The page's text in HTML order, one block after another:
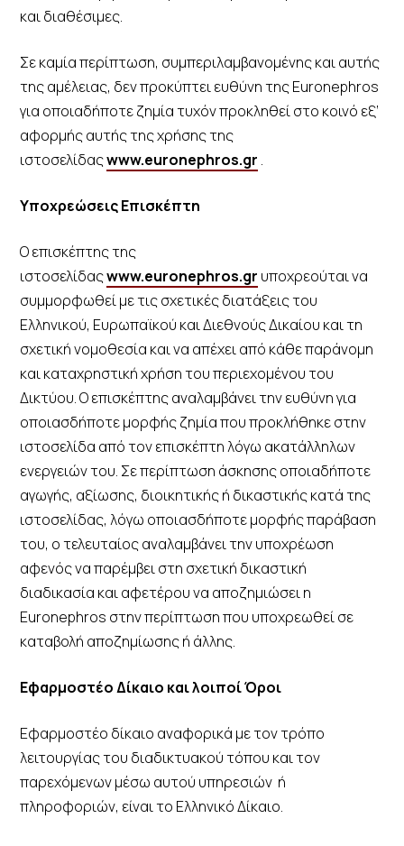
και διαθέσιμες.
Σε καμία περίπτωση, συμπεριλαμβανομένης και αυτής
της αμέλειας, δεν προκύπτει ευθύνη της Euronephros
για οποιαδήποτε ζημία τυχόν προκληθεί στο κοινό εξ’
αφορμής αυτής της χρήσης της
ιστοσελίδαςwww.euronephros.gr .
Υποχρεώσεις Επισκέπτη
Ο επισκέπτης της
ιστοσελίδαςwww.euronephros.gr υποχρεούται να
συμμορφωθεί με τις σχετικές διατάξεις του
Ελληνικού, Ευρωπαϊκού και Διεθνούς Δικαίου και τη
σχετική νομοθεσία και να απέχει από κάθε παράνομη
και καταχρηστική χρήση του περιεχομένου του
Δικτύου. Ο επισκέπτης αναλαμβάνει την ευθύνη για
οποιασδήποτε μορφής ζημία που προκλήθηκε στην
ιστοσελίδα από τον επισκέπτη λόγω ακατάλληλων
ενεργειών του. Σε περίπτωση άσκησης οποιαδήποτε
αγωγής, αξίωσης, διοικητικής ή δικαστικής κατά της
ιστοσελίδας, λόγω οποιασδήποτε μορφής παράβαση
του, ο τελευταίος αναλαμβάνει την υποχρέωση
αφενός να παρέμβει στη σχετική δικαστική
διαδικασία και αφετέρου να αποζημιώσει η
Euronephros στην περίπτωση που υποχρεωθεί σε
καταβολή αποζημίωσης ή άλλης.
Εφαρμοστέο Δίκαιο και λοιποί Όροι
Εφαρμοστέο δίκαιο αναφορικά με τον τρόπο
λειτουργίας του διαδικτυακού τόπου και τον
παρεχόμενων μέσω αυτού υπηρεσιών ή
πληροφοριών, είναι το Ελληνικό Δίκαιο.